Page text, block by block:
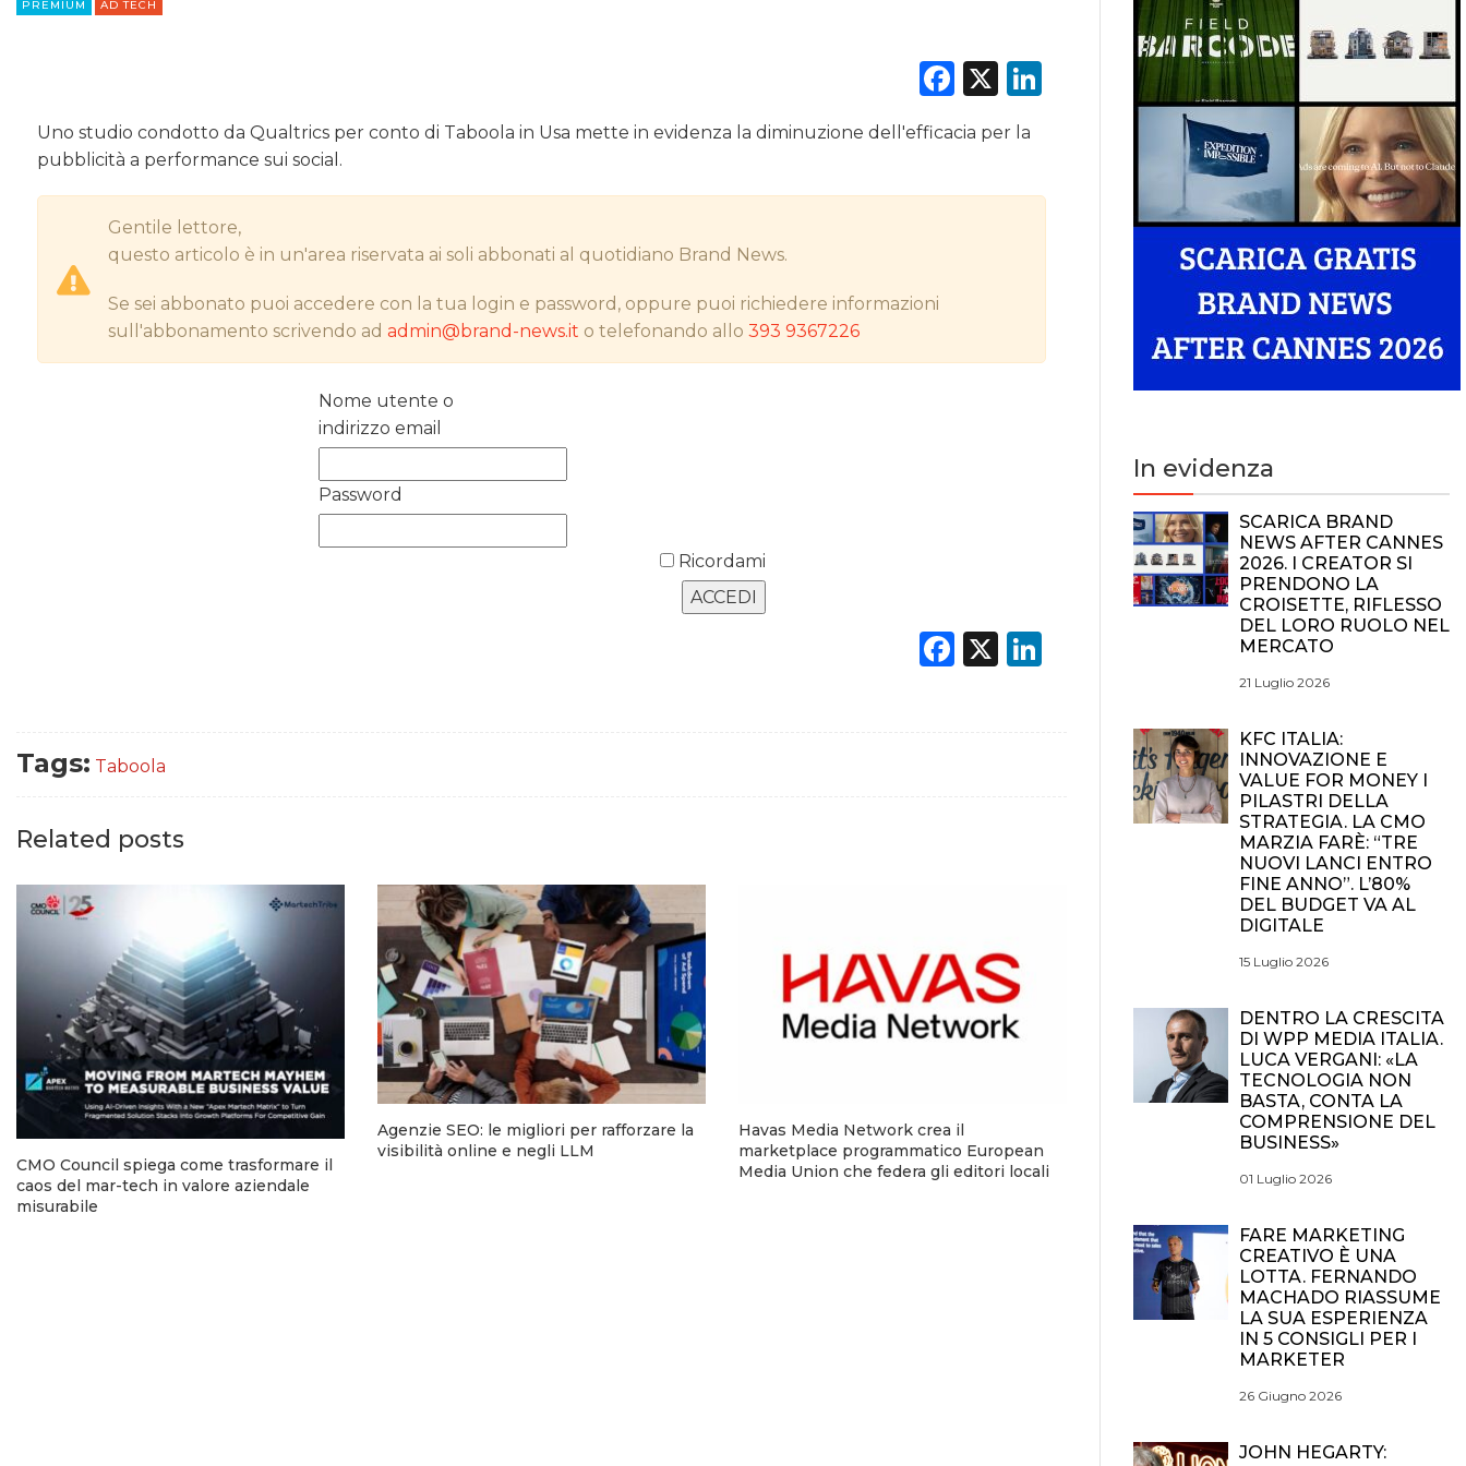
NORMATIVE
TREND
PREMIUM AD TECH
Facebook
X LinkedIn
Uno studio condotto da Qualtrics per conto di Taboola in Usa mette in evidenza la diminuzione dell'efficacia per la
pubblicità a performance sui social.
Gentile lettore,
questo articolo è in un'area riservata ai soli abbonati al quotidiano Brand News.
Se sei abbonato puoi accedere con la tua login e password, oppure puoi richiedere informazioni
sull'abbonamento scrivendo adadmin@brand-news.it o telefonando allo393 9367226
Nome utente o
indirizzo email
Password
Ricordami
Facebook
X LinkedIn
Tags: Taboola
Related posts
CMO Council spiega come trasformare il
caos del mar-tech in valore aziendale
misurabile
Agenzie SEO: le migliori per rafforzare la
visibilità online e negli LLM
Havas Media Network crea il
marketplace programmatico European
Media Union che federa gli editori locali
In evidenza
SCARICA BRAND
NEWS AFTER CANNES
2026. I CREATOR SI
PRENDONO LA
CROISETTE, RIFLESSO
DEL LORO RUOLO NEL
MERCATO
21 Luglio 2026
KFC ITALIA:
INNOVAZIONE E
VALUE FOR MONEY I
PILASTRI DELLA
STRATEGIA. LA CMO
MARZIA FARÈ: “TRE
NUOVI LANCI ENTRO
FINE ANNO”. L’80%
DEL BUDGET VA AL
DIGITALE
15 Luglio 2026
DENTRO LA CRESCITA
DI WPP MEDIA ITALIA.
LUCA VERGANI: «LA
TECNOLOGIA NON
BASTA, CONTA LA
COMPRENSIONE DEL
BUSINESS»
01 Luglio 2026
FARE MARKETING
CREATIVO È UNA
LOTTA. FERNANDO
MACHADO RIASSUME
LA SUA ESPERIENZA
IN 5 CONSIGLI PER I
MARKETER
26 Giugno 2026
JOHN HEGARTY: